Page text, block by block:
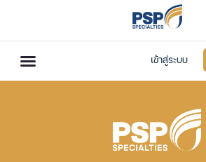
เข้าสู่ระบบ